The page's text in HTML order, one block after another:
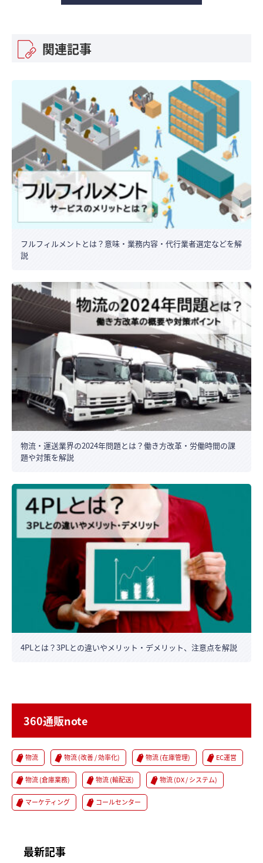
関連記事
フルフィルメントとは？意味・業務内容・代行業者選定などを解
説
物流・運送業界の2024年問題とは？働き方改革・労働時間の課
題や対策を解説
4PLとは？3PLとの違いやメリット・デメリット、注意点を解説
360通販note
物流 物流 (改善 / 効率化) 物流 (在庫管理) EC運営
物流 (倉庫業務) 物流 (輸配送) 物流 (DX / システム)
マーケティング コールセンター
最新記事